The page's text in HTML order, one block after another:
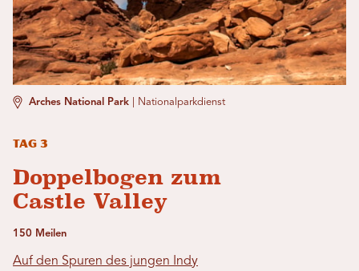
Arches National Park Nationalparkdienst
Tag 3
Doppelbogen zum
Castle Valley
150 Meilen
Auf den Spuren des jungen Indy